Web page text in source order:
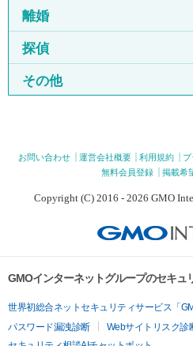
離婚
探偵
その他
お問い合わせ 運営会社概要 利用規約
無料会員登録
掲載希
Copyright (C) 2016 - 2026 GMO
GMOインターネットグループのセキュ
世界初総合ネットセキュリティサービス「
パスワード漏洩診断
Webサイトリスク診